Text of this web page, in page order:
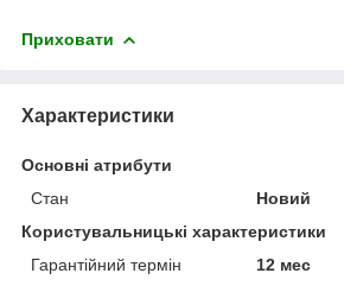
Приховати
Характеристики
Основні атрибути
Стан
Новий
Користувальницькі характеристики
Гарантійний термін
12 мес